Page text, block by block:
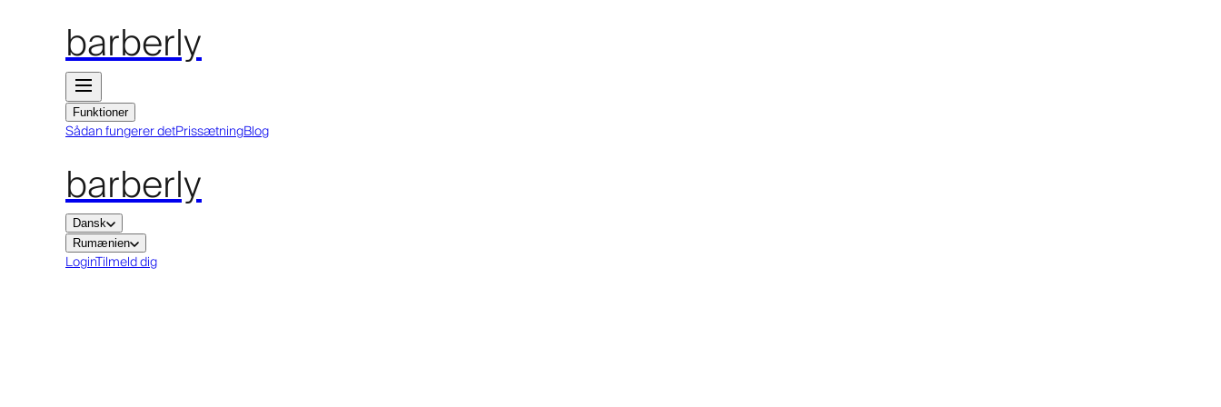
barberly
Funktioner
Sådan fungerer detPrissætningBlog
barberly
Dansk
Rumænien
LoginTilmeld dig